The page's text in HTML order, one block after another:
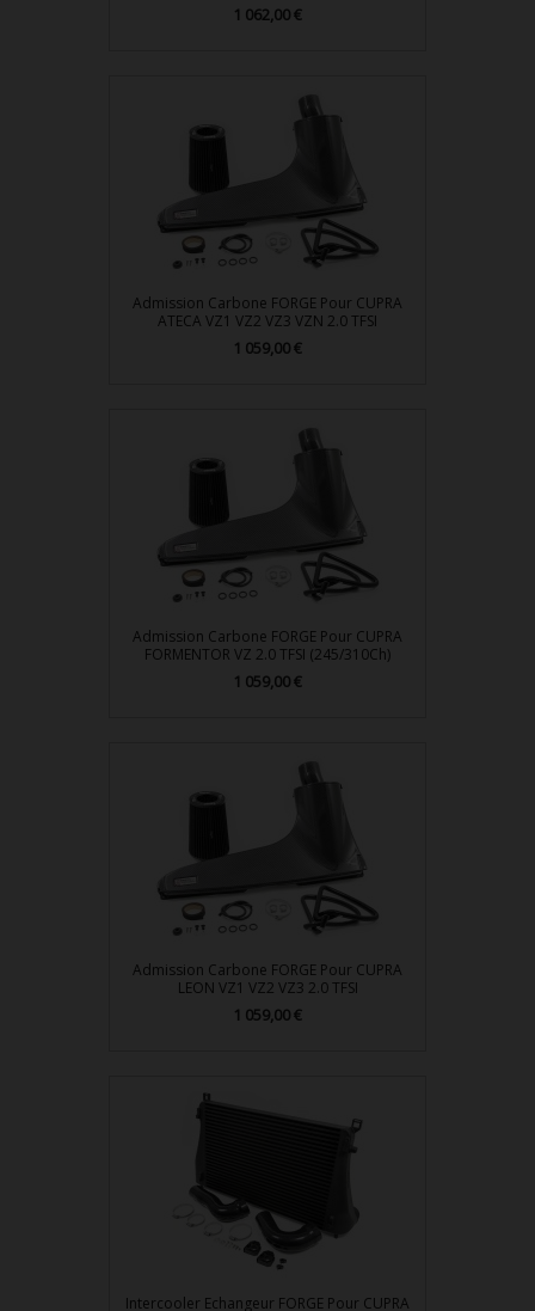
Prix
1 062,00 €
Admission Carbone FORGE Pour CUPRA
ATECA VZ1 VZ2 VZ3 VZN 2.0 TFSI
Prix
1 059,00 €
Admission Carbone FORGE Pour CUPRA
FORMENTOR VZ 2.0 TFSI (245/310Ch)
Prix
1 059,00 €
Admission Carbone FORGE Pour CUPRA
LEON VZ1 VZ2 VZ3 2.0 TFSI
Prix
1 059,00 €
Intercooler Echangeur FORGE Pour CUPRA